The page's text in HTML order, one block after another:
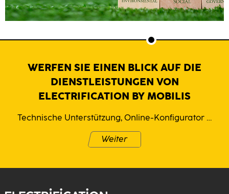
WERFEN SIE EINEN BLICK AUF DIE
DIENSTLEISTUNGEN VON
ELECTRIFICATION BY MOBILIS
Technische Unterstützung, Online-Konfigurator …
Weiter